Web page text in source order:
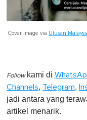
Cover image via Utusan
Follow kami di
Channels, Telegram,
jadi antara yang
artikel menarik.